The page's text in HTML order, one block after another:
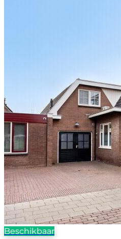
Beschikbaar